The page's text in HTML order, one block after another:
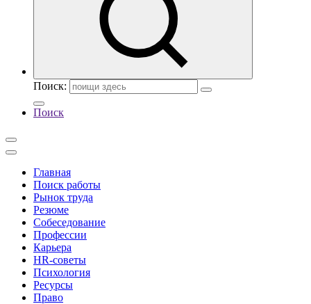
Поиск:
Поиск
Главная
Поиск работы
Рынок труда
Резюме
Собеседование
Профессии
Карьера
HR-советы
Психология
Ресурсы
Право